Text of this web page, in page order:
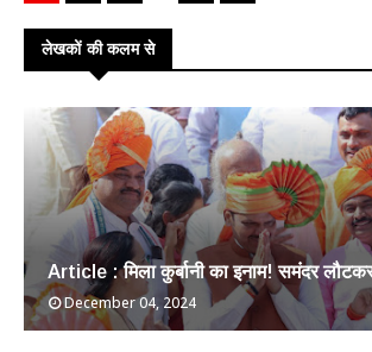
लेखकों की कलम से
Article : मिला कुर्बानी का इनाम! समंदर
December 04, 2024